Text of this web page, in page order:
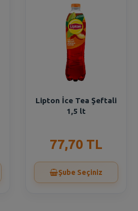
Lipton İce Tea Şeftali
1,5 lt
77,70 TL
Şube Seçiniz